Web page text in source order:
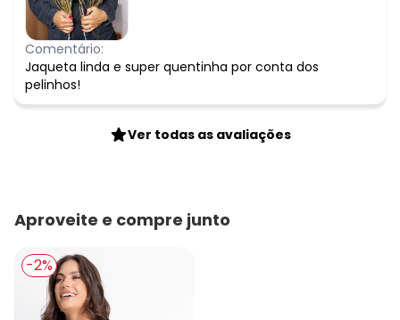
Comentário:
Jaqueta linda e super quentinha por conta dos
pelinhos!
Ver todas as avaliações
Aproveite e compre junto
-2%